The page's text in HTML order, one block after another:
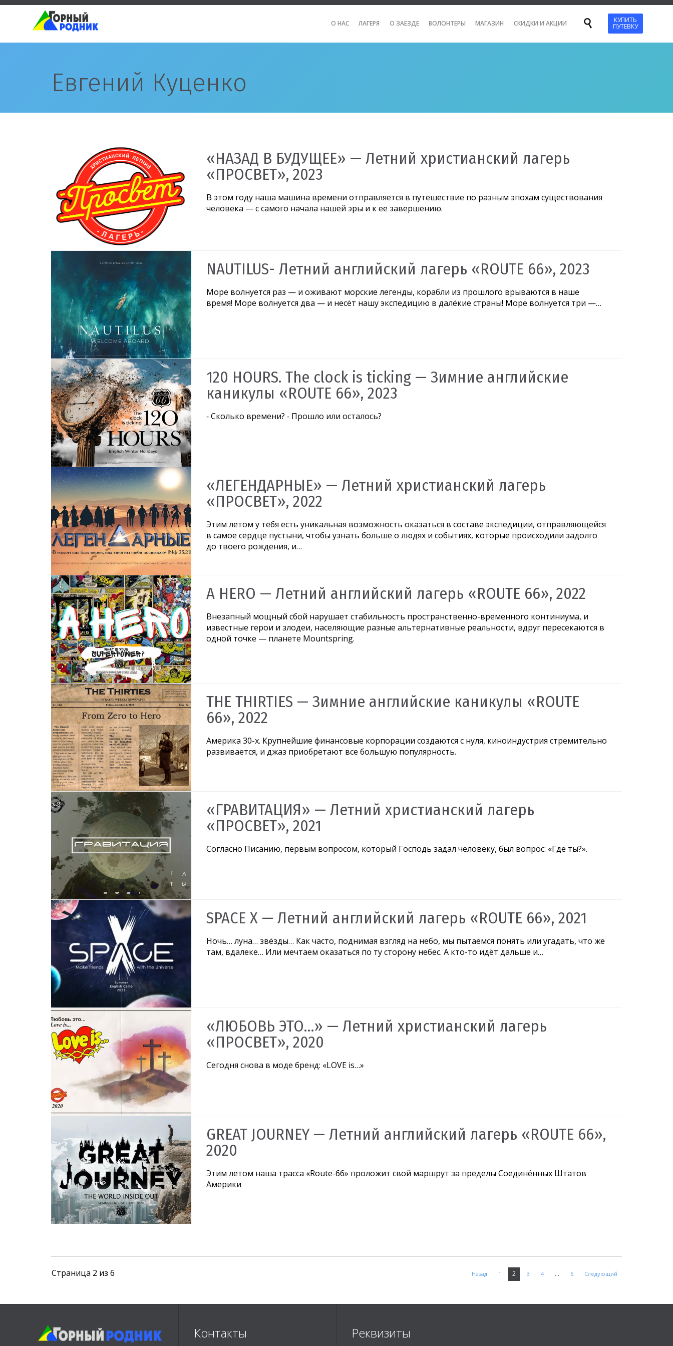
Перейти
содержанию
О НАС ЛАГЕРЯ О ЗАЕЗДЕ ВОЛОНТЕРЫ МАГАЗИН СКИДКИ И АКЦИИ  КУПИТЬ
ПУТЕВКУ
Евгений Куценко
«НАЗАД В БУДУЩЕЕ» — Летний христианский лагерь
«ПРОСВЕТ», 2023
В этом году наша машина времени отправляется в путешествие по разным эпохам существования
человека — с самого начала нашей эры и к ее завершению.
NAUTILUS- Летний английский лагерь «ROUTE 66», 2023
Море волнуется раз — и оживают морские легенды, корабли из прошлого врываются в наше
время! Море волнуется два — и несёт нашу экспедицию в далёкие страны! Море волнуется три —…
120 HOURS. The clock is ticking — Зимние английские
каникулы «ROUTE 66», 2023
⁃ Сколько времени? ⁃ Прошло или осталось?
«ЛЕГЕНДАРНЫЕ» — Летний христианский лагерь
«ПРОСВЕТ», 2022
Этим летом у тебя есть уникальная возможность оказаться в составе экспедиции, отправляющейся
в самое сердце пустыни, чтобы узнать больше о людях и событиях, которые происходили задолго
до твоего рождения, и…
A HERO — Летний английский лагерь «ROUTE 66», 2022
Внезапный мощный сбой нарушает стабильность пространственно-временного континиума, и
известные герои и злодеи, населяющие разные альтернативные реальности, вдруг пересекаются в
одной точке — планете Mountspring.
THE THIRTIES — Зимние английские каникулы «ROUTE
66», 2022
Америка 30-х. Крупнейшие финансовые корпорации создаются с нуля, киноиндустрия стремительно
развивается, и джаз приобретают все большую популярность.
«ГРАВИТАЦИЯ» — Летний христианский лагерь
«ПРОСВЕТ», 2021
Согласно Писанию, первым вопросом, который Господь задал человеку, был вопрос: «Где ты?».
SPACE X — Летний английский лагерь «ROUTE 66», 2021
Ночь… луна… звёзды… Как часто, поднимая взгляд на небо, мы пытаемся понять или угадать, что же
там, вдалеке… Или мечтаем оказаться по ту сторону небес. А кто-то идёт дальше и…
«ЛЮБОВЬ ЭТО…» — Летний христианский лагерь
«ПРОСВЕТ», 2020
Сегодня снова в моде бренд: «LOVE is…»
GREAT JOURNEY — Летний английский лагерь «ROUTE 66»,
2020
Этим летом наша трасса «Route-66» проложит свой маршрут за пределы Соединённых Штатов
Америки
Страница 2 из 6 Назад 1 2 3 4 … 6 Следующий
Контакты Реквизиты